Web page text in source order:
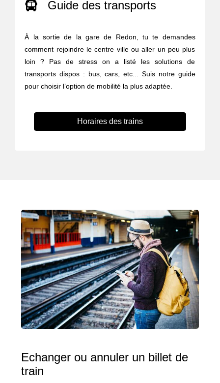
Guide des transports
À la sortie de la gare de Redon, tu te demandes
comment rejoindre le centre ville ou aller un peu plus
loin ? Pas de stress on a listé les solutions de
transports dispos : bus, cars, etc... Suis notre guide
pour choisir l’option de mobilité la plus adaptée.
Horaires des trains
Echanger ou annuler un billet de
train